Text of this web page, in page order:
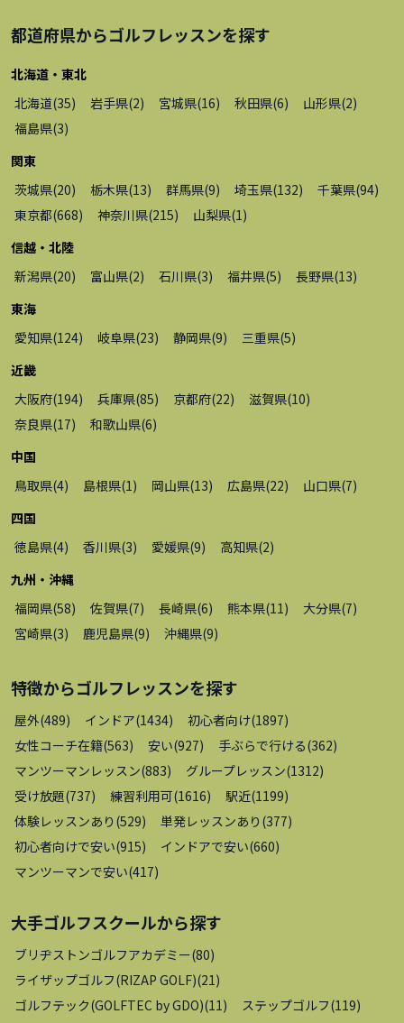
都道府県からゴルフレッスンを探す
北海道・東北
北海道(35) 岩手県(2) 宮城県(16) 秋田県(6) 山形県(2)
福島県(3)
関東
茨城県(20) 栃木県(13) 群馬県(9) 埼玉県(132) 千葉県(94)
東京都(668) 神奈川県(215) 山梨県(1 )
信越・北陸
新潟県(20) 富山県(2) 石川県(3) 福井県(5) 長野県(13)
東海
愛知県(124) 岐阜県(23) 静岡県(9) 三重県(5)
近畿
大阪府(194) 兵庫県(85) 京都府(22) 滋賀県(10)
奈良県(17) 和歌山県(6)
中国
鳥取県(4) 島根県(1 ) 岡山県(13) 広島県(22) 山口県(7)
四国
徳島県(4) 香川県(3) 愛媛県(9) 高知県(2)
九州・沖縄
福岡県(58) 佐賀県(7) 長崎県(6) 熊本県(11 ) 大分県(7)
宮崎県(3) 鹿児島県(9) 沖縄県(9)
特徴からゴルフレッスンを探す
屋外(489) インドア(1434) 初心者向け(1897)
女性コーチ在籍(563) 安い(927) 手ぶらで行ける(362)
マンツーマンレッスン(883) グループレッスン(1312)
受け放題(737) 練習利用可(1616) 駅近(1199)
体験レッスンあり (529) 単発レッスンあり (377)
初心者向けで安い(915) インドアで安い(660)
マンツーマンで安い(417)
大手ゴルフスクールから探す
ブリヂストンゴルフアカデミー(80)
ライザップゴルフ(RIZAP GOLF)(21 )
ゴルフテック(GOLFTEC by GDO)(11 ) ステップゴルフ(119)